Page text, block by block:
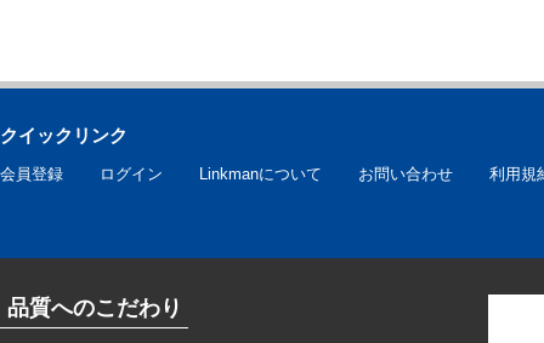
クイックリンク
会員登録 ログイン Linkmanについて お問い合わせ 利用規
品質へのこだわり